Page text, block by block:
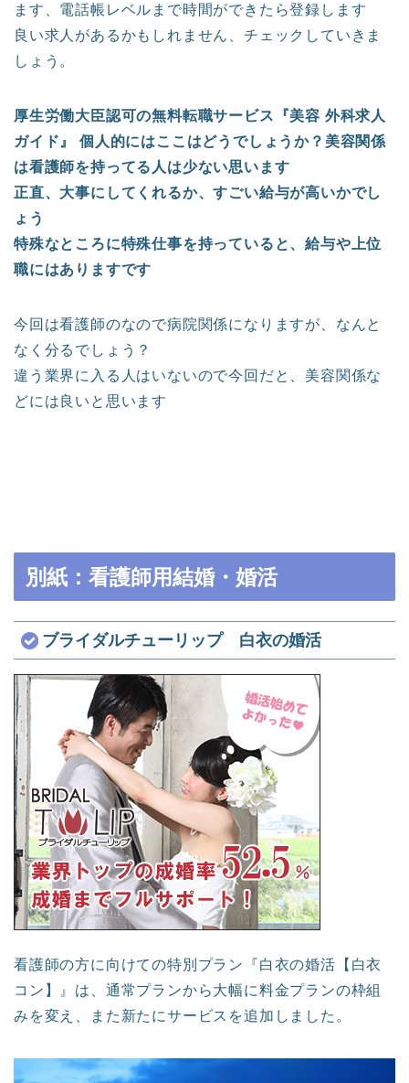
ます、電話帳レベルまで時間ができたら登録します
良い求人があるかもしれません、チェックしていきま
しょう。
厚生労働大臣認可の無料転職サービス『美容 外科求人
ガイド』 個人的にはここはどうでしょうか？美容関係
は看護師を持ってる人は少ない思います
正直、大事にしてくれるか、すごい給与が高いかでし
ょう
特殊なところに特殊仕事を持っていると、給与や上位
職にはありますです
今回は看護師のなので病院関係になりますが、なんと
なく分るでしょう？
違う業界に入る人はいないので今回だと、美容関係な
どには良いと思います
別紙：看護師用結婚・婚活
ブライダルチューリップ 白衣の婚活
看護師の方に向けての特別プラン『白衣の婚活【白衣
コン】』は、通常プランから大幅に料金プランの枠組
みを変え、また新たにサービスを追加しました。